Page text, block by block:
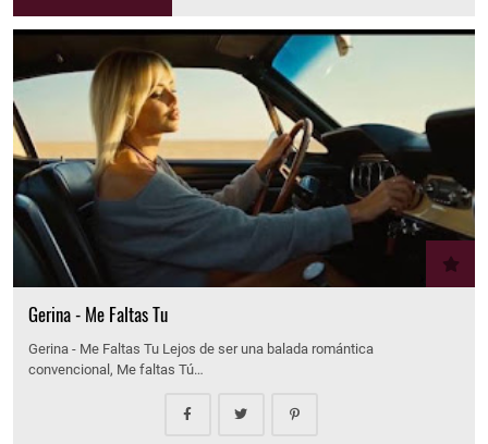
Gerina - Me Faltas Tu
Gerina - Me Faltas Tu Lejos de ser una balada romántica
convencional, Me faltas Tú…